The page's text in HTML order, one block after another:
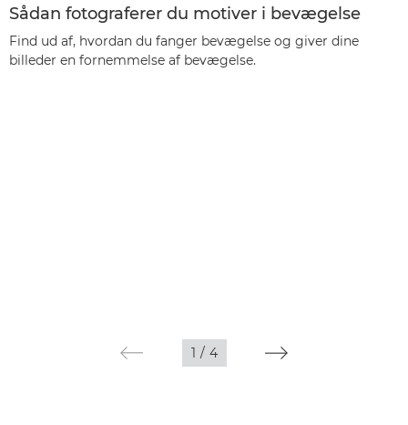
Sådan fotograferer du motiver i bevægelse
Find ud af, hvordan du fanger bevægelse og giver dine
billeder en fornemmelse af bevægelse.
1 / 4